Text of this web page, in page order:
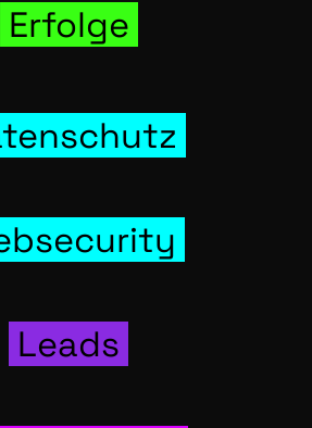
Erfol­ge
Leads